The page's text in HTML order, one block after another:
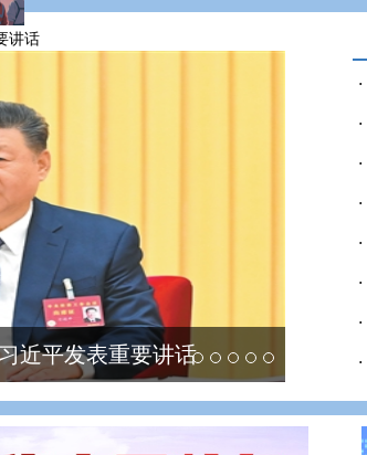
讲话
近平发表重要讲话
·
·
·
·
·
·
·
·